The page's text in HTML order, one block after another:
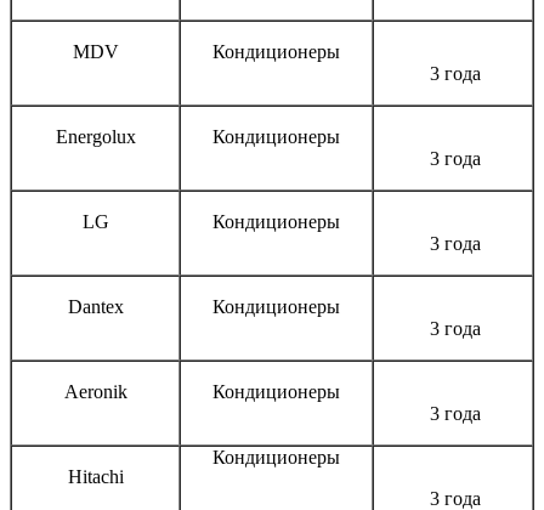
MDV
Кондиционеры
3 года
Energolux
Кондиционеры
3 года
LG
Кондиционеры
3 года
Dantex
Кондиционеры
3 года
Aeronik
Кондиционеры
3 года
Hitachi
Кондиционеры
3 года